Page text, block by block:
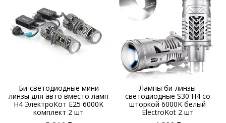
Би-светодиодные мини
линзы для авто вместо ламп
H4 ЭлектроКот E25 6000K
комплект 2 шт
Лампы би-линзы
светодиодные S30 H4 со
шторкой 6000K белый
ElectroKot 2 шт